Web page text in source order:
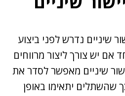
שיניים נדרש לפני ביצוע
אם יש צורך ליצור מרווחים
שיניים מאפשר לסדר את
שהשתלים יתאימו באופן